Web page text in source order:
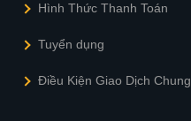
Hình Thức Thanh Toán
Tuyển dụng
Điều Kiện Giao Dịch Chung